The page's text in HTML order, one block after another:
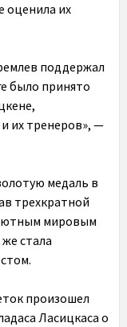
оценила их
поддержал
было принято
их тренеров», —
медаль в
трехкратной
мировым
стала
произошел
Ласицкаса о